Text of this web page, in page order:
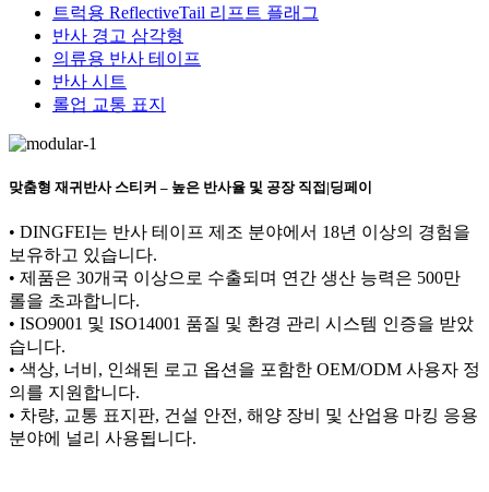
트럭용 ReflectiveTail 리프트 플래그
반사 경고 삼각형
의류용 반사 테이프
반사 시트
롤업 교통 표지
맞춤형 재귀반사 스티커 – 높은 반사율 및 공장 직접|딩페이
• DINGFEI는 반사 테이프 제조 분야에서 18년 이상의 경험을
보유하고 있습니다.
• 제품은 30개국 이상으로 수출되며 연간 생산 능력은 500만
롤을 초과합니다.
• ISO9001 및 ISO14001 품질 및 환경 관리 시스템 인증을 받았
습니다.
• 색상, 너비, 인쇄된 로고 옵션을 포함한 OEM/ODM 사용자 정
의를 지원합니다.
• 차량, 교통 표지판, 건설 안전, 해양 장비 및 산업용 마킹 응용
분야에 널리 사용됩니다.